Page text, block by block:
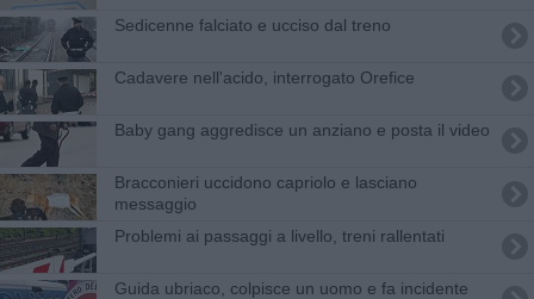
Sedicenne falciato e ucciso dal treno
Cadavere nell'acido, interrogato Orefice
Baby gang aggredisce un anziano e posta il video
Bracconieri uccidono capriolo e lasciano
messaggio
Problemi ai passaggi a livello, treni rallentati
Guida ubriaco, colpisce un uomo e fa incidente